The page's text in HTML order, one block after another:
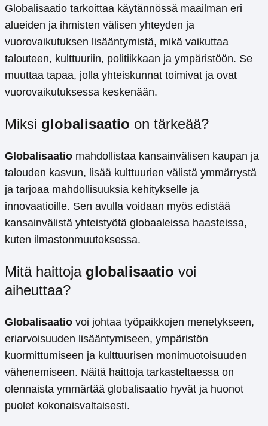
Globalisaatio tarkoittaa käytännössä maailman eri
alueiden ja ihmisten välisen yhteyden ja
vuorovaikutuksen lisääntymistä, mikä vaikuttaa
talouteen, kulttuuriin, politiikkaan ja ympäristöön. Se
muuttaa tapaa, jolla yhteiskunnat toimivat ja ovat
vuorovaikutuksessa keskenään.
Miksi globalisaatio on tärkeää?
Globalisaatio mahdollistaa kansainvälisen kaupan ja
talouden kasvun, lisää kulttuurien välistä ymmärrystä
ja tarjoaa mahdollisuuksia kehitykselle ja
innovaatioille. Sen avulla voidaan myös edistää
kansainvälistä yhteistyötä globaaleissa haasteissa,
kuten ilmastonmuutoksessa.
Mitä haittoja globalisaatio voi
aiheuttaa?
Globalisaatio voi johtaa työpaikkojen menetykseen,
eriarvoisuuden lisääntymiseen, ympäristön
kuormittumiseen ja kulttuurisen monimuotoisuuden
vähenemiseen. Näitä haittoja tarkasteltaessa on
olennaista ymmärtää globalisaatio hyvät ja huonot
puolet kokonaisvaltaisesti.